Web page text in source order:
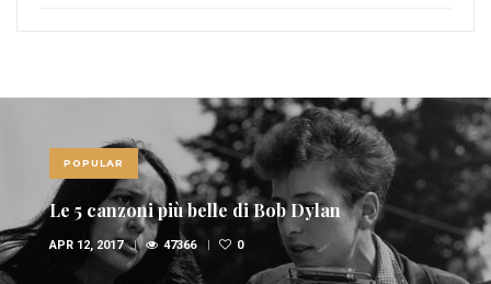
POPULAR
Le 5 canzoni più belle di Bob Dylan
APR 12, 2017 47366 0